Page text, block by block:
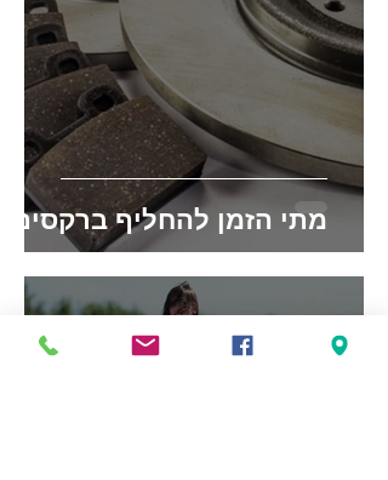
מתי הזמן להחליף ברקסים?